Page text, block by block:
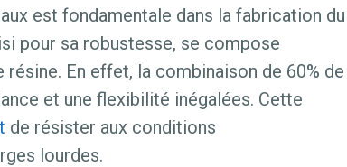
est fondamentale dans la fabrication du
pour sa robustesse, se compose
En effet, la combinaison de 60% de
et une flexibilité inégalées. Cette
de résister aux conditions
lourdes.